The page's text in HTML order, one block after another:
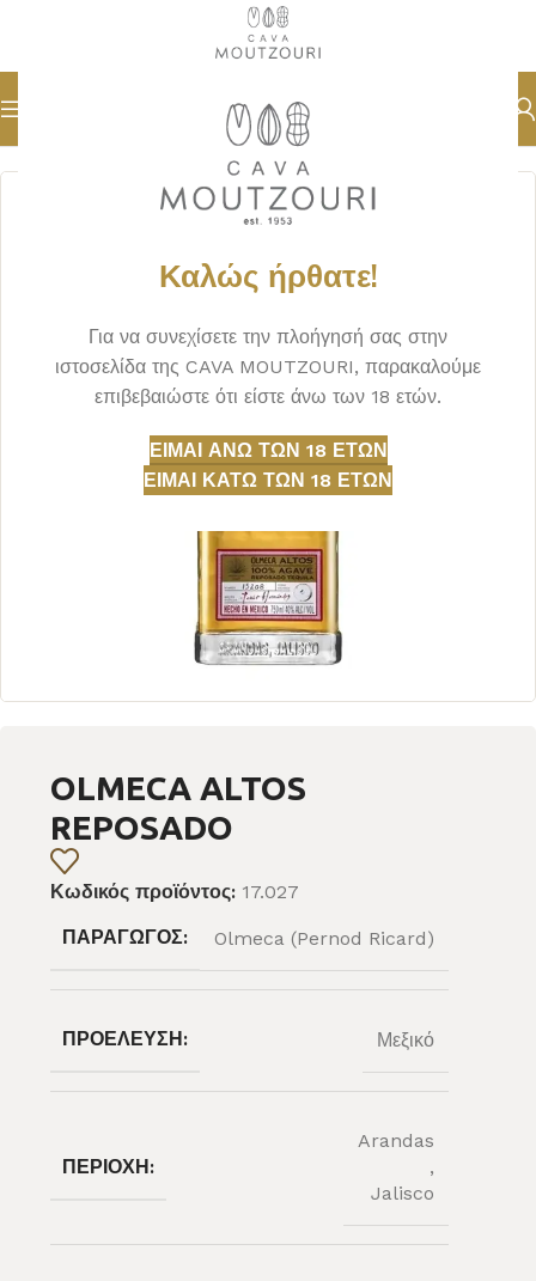
Καλώς ήρθατε!
Για να συνεχίσετε την πλοήγησή σας στην
ιστοσελίδα της CAVA MOUTZOURI, παρακαλούμε
επιβεβαιώστε ότι είστε άνω των 18 ετών.
ΕΊΜΑΙ ΆΝΩ ΤΩΝ 18 ΕΤΏΝ
ΕΊΜΑΙ ΚΆΤΩ ΤΩΝ 18 ΕΤΏΝ
Αρχική σελίδα ΤΕΚΙΛΑ
OLMECA ALTOS
REPOSADO
Κωδικός προϊόντος: 17.027
ΠΑΡΑΓΩΓΌΣ:
Olmeca (Pernod Ricard)
ΠΡΟΈΛΕΥΣΗ: Μεξικό
ΠΕΡΙΟΧΉ:
Arandas
,
Jalisco